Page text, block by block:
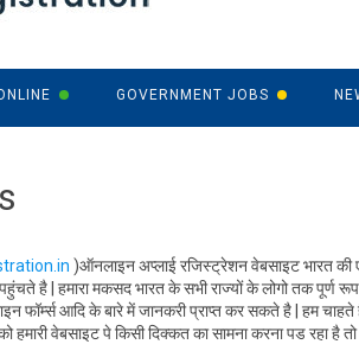
GOVERNMENT JOBS
)ऑनलाइन अप्लाई रजिस्ट्रेशन वेबसाइट भारत की
है | हमारा मकसद भारत के सभी राज्यों के लोगो तक पूर्ण
फॉर्म्स आदि के बारे में जानकरी प्राप्त कर सकते है | हम
हमारी वेबसाइट पे किसी दिक्कत का सामना करना पड रहा है